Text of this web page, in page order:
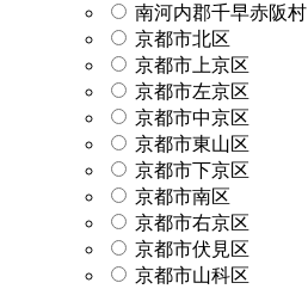
南河内郡千早赤阪村
京都市北区
京都市上京区
京都市左京区
京都市中京区
京都市東山区
京都市下京区
京都市南区
京都市右京区
京都市伏見区
京都市山科区